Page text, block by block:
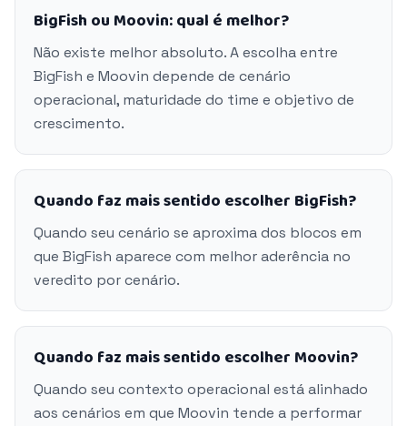
BigFish ou Moovin: qual é melhor?
Não existe melhor absoluto. A escolha entre
BigFish e Moovin depende de cenário
operacional, maturidade do time e objetivo de
crescimento.
Quando faz mais sentido escolher BigFish?
Quando seu cenário se aproxima dos blocos em
que BigFish aparece com melhor aderência no
veredito por cenário.
Quando faz mais sentido escolher Moovin?
Quando seu contexto operacional está alinhado
aos cenários em que Moovin tende a performar